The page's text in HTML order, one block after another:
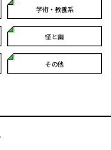
学術・教養系
怪と幽
その他